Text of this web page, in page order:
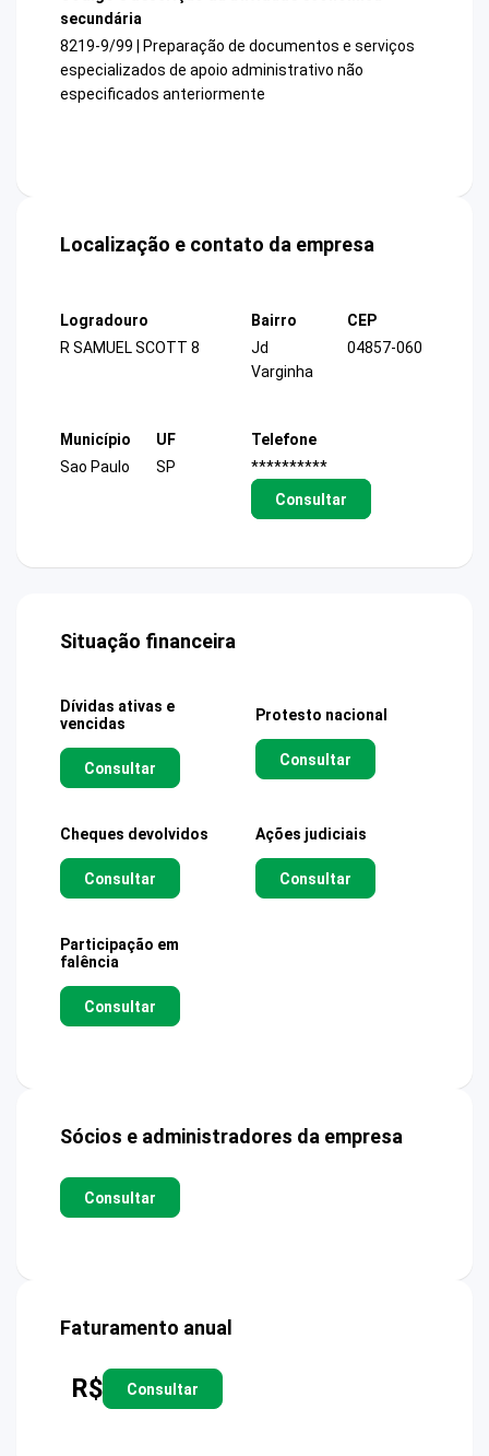
secundária
8219-9/99 | Preparação de documentos e serviços
especializados de apoio administrativo não
especificados anteriormente
Localização e contato da empresa
Logradouro
R SAMUEL SCOTT 8
Bairro
Jd
Varginha
CEP
04857-060
Município
Sao Paulo
UF
SP
Telefone
**********
Consultar
Situação financeira
Dívidas ativas e
vencidas
Consultar
Protesto nacional
Consultar
Cheques devolvidos
Consultar
Ações judiciais
Consultar
Participação em
falência
Consultar
Sócios e administradores da empresa
Consultar
Faturamento anual
R$ Consultar